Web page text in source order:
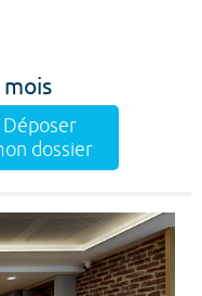
Déposer
dossier